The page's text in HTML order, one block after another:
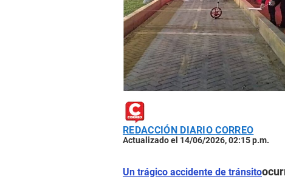
REDACCIÓN DIARIO CORREO
Actualizado el 14/06/2026, 02:15 p.m.
Un trágico accidente de tránsito